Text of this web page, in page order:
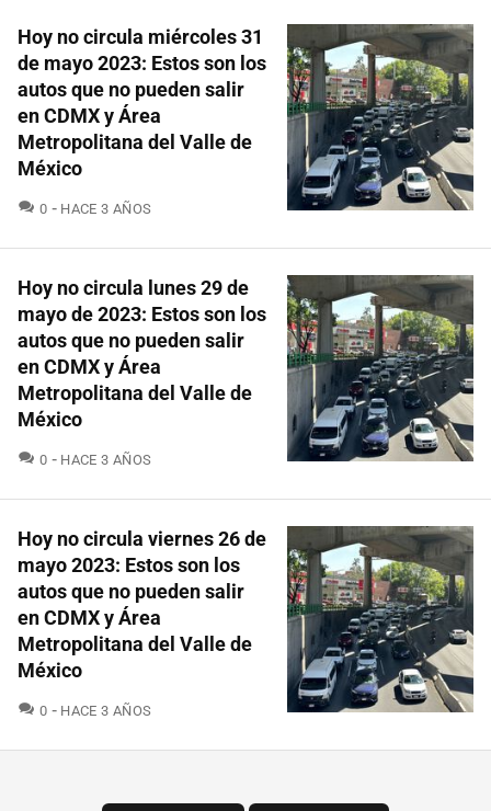
Hoy no circula miércoles 31
de mayo 2023: Estos son los
autos que no pueden salir
en CDMX y Área
Metropolitana del Valle de
México
0 COMENTARIOS
HACE 3 AÑOS
Hoy no circula lunes 29 de
mayo de 2023: Estos son los
autos que no pueden salir
en CDMX y Área
Metropolitana del Valle de
México
0 COMENTARIOS
HACE 3 AÑOS
Hoy no circula viernes 26 de
mayo 2023: Estos son los
autos que no pueden salir
en CDMX y Área
Metropolitana del Valle de
México
0 COMENTARIOS
HACE 3 AÑOS